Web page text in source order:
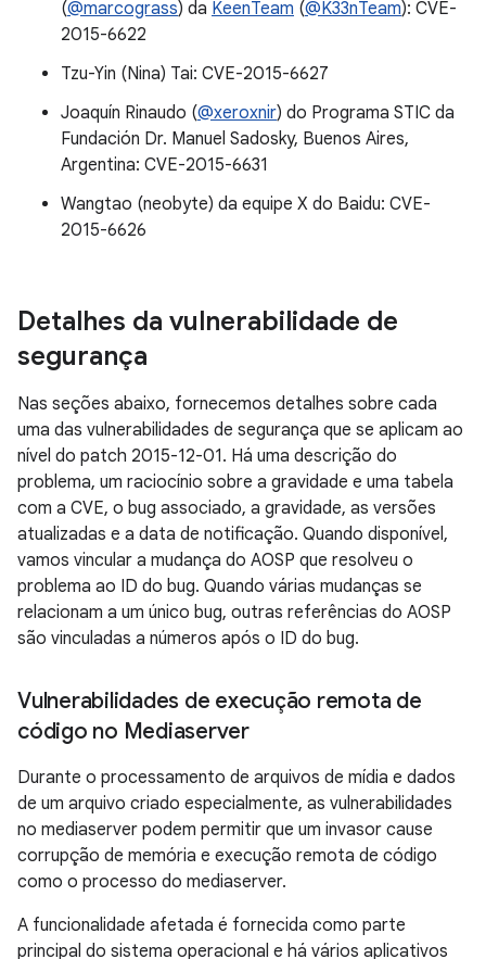
(@marcograss) da KeenTeam (@K33nTeam): CVE-
2015-6622
Tzu-Yin (Nina) Tai: CVE-2015-6627
Joaquín Rinaudo (@xeroxnir) do Programa STIC da
Fundación Dr. Manuel Sadosky, Buenos Aires,
Argentina: CVE-2015-6631
Wangtao (neobyte) da equipe X do Baidu: CVE-
2015-6626
Detalhes da vulnerabilidade de
segurança
Nas seções abaixo, fornecemos detalhes sobre cada
uma das vulnerabilidades de segurança que se aplicam ao
nível do patch 2015-12-01. Há uma descrição do
problema, um raciocínio sobre a gravidade e uma tabela
com a CVE, o bug associado, a gravidade, as versões
atualizadas e a data de notificação. Quando disponível,
vamos vincular a mudança do AOSP que resolveu o
problema ao ID do bug. Quando várias mudanças se
relacionam a um único bug, outras referências do AOSP
são vinculadas a números após o ID do bug.
Vulnerabilidades de execução remota de
código no Mediaserver
Durante o processamento de arquivos de mídia e dados
de um arquivo criado especialmente, as vulnerabilidades
no mediaserver podem permitir que um invasor cause
corrupção de memória e execução remota de código
como o processo do mediaserver.
A funcionalidade afetada é fornecida como parte
principal do sistema operacional e há vários aplicativos